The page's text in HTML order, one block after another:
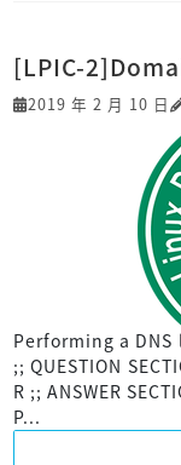
[LPIC-
2019 年 2 月 10 日
Performing a
;; QUESTION
R ;; ANSWER
P...